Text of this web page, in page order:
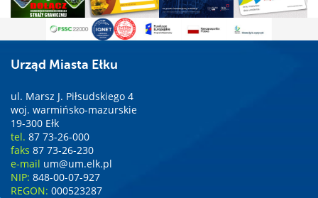
Urząd Miasta Ełku
ul. Marsz J. Piłsudskiego 4
woj. warmińsko-mazurskie
19-300 Ełk
tel. 87 73-26-000
faks 87 73-26-230
e-mail um@um.elk.pl
NIP: 848-00-07-927
REGON: 000523287